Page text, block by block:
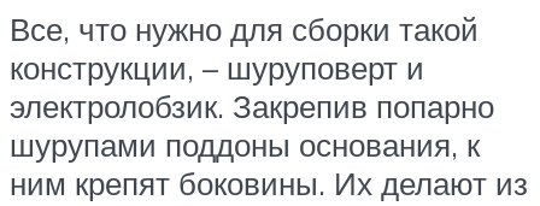
Все, что нужно для сборки такой
конструкции, – шуруповерт и
электролобзик. Закрепив попарно
шурупами поддоны основания, к
ним крепят боковины. Их делают из